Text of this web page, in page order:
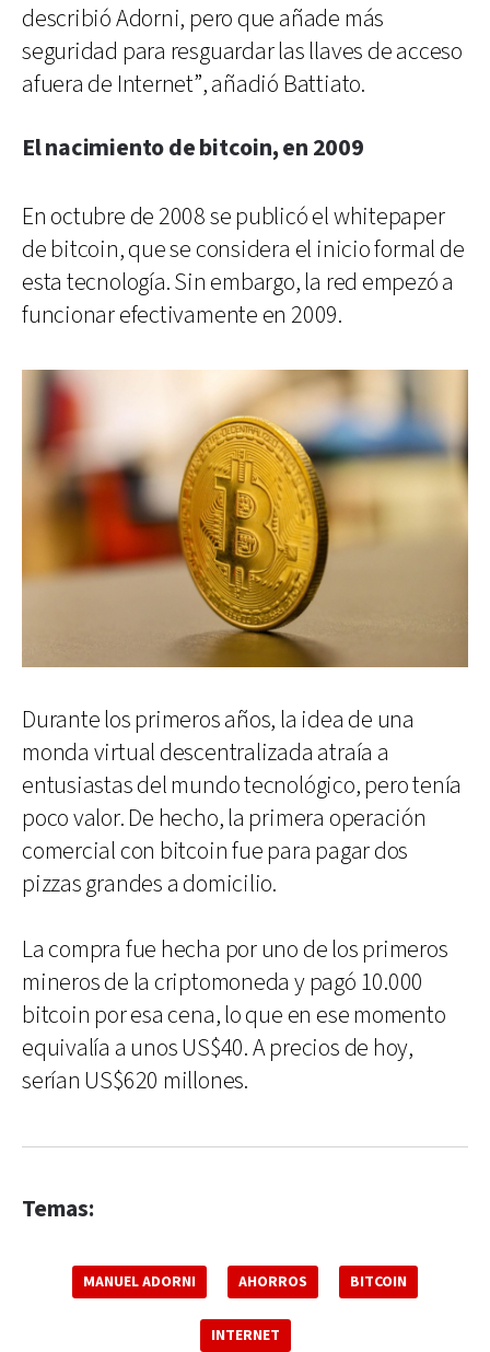
describió Adorni, pero que añade más
seguridad para resguardar las llaves de acceso
afuera de Internet”, añadió Battiato.
El nacimiento de bitcoin, en 2009
En octubre de 2008 se publicó el whitepaper
de bitcoin, que se considera el inicio formal de
esta tecnología. Sin embargo, la red empezó a
funcionar efectivamente en 2009.
Durante los primeros años, la idea de una
monda virtual descentralizada atraía a
entusiastas del mundo tecnológico, pero tenía
poco valor. De hecho, la primera operación
comercial con bitcoin fue para pagar dos
pizzas grandes a domicilio.
La compra fue hecha por uno de los primeros
mineros de la criptomoneda y pagó 10.000
bitcoin por esa cena, lo que en ese momento
equivalía a unos US$40. A precios de hoy,
serían US$620 millones.
Temas:
MANUEL ADORNI AHORROS BITCOIN
INTERNET